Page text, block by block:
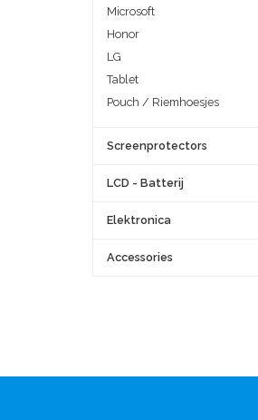
Microsoft
Honor
LG
Tablet
Pouch / Riemhoesjes
Screenprotectors
LCD - Batterij
Elektronica
Accessories